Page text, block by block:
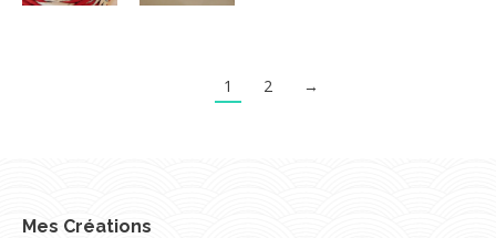
1 2 →
Mes Créations